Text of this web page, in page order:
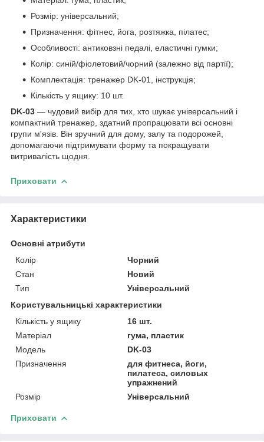
Розмір: універсальний;
Призначення: фітнес, йога, розтяжка, пілатес;
Особливості: антиковзні педалі, еластичні гумки;
Колір: синій/фіолетовий/чорний (залежно від партії);
Комплектація: тренажер DK-01, інструкція;
Кількість у ящику: 10 шт.
DK-03 — чудовий вибір для тих, хто шукає універсальний і
компактний тренажер, здатний пропрацювати всі основні
групи м'язів. Він зручний для дому, залу та подорожей,
допомагаючи підтримувати форму та покращувати
витривалість щодня.
Приховати
Характеристики
Основні атрибути
Колір
Чорний
Стан
Новий
Тип
Універсальний
Користувальницькі характеристики
Кількість у ящику
16 шт.
Матеріал
гума, пластик
Мoдель
DK-03
Призначення
для фитнеса, йоги,
пилатеса, силовых
упражнений
Розмір
Універсальний
Приховати